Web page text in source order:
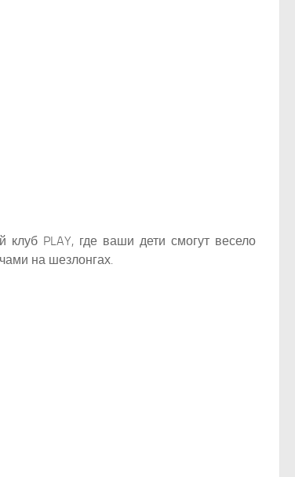
PLAY, где ваши дети смогут весело
на шезлонгах.